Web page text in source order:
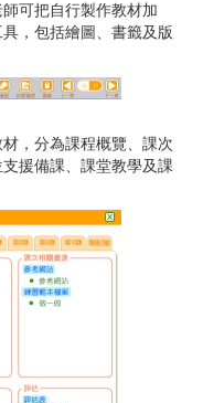
可把自行製作教材加
，包括繪圖、書籤及版
，分為課程概覽、課次
援備課、課堂教學及課